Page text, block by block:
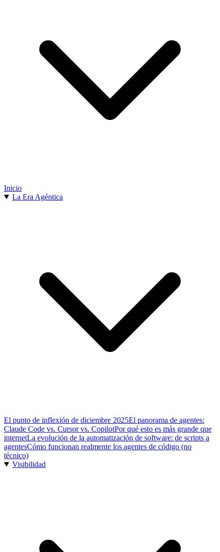
Inicio
La Era Agéntica
El punto de inflexión de diciembre 2025El panorama de agentes:
Claude Code vs. Cursor vs. CopilotPor qué esto es más grande que
internetLa evolución de la automatización de software: de scripts a
agentesCómo funcionan realmente los agentes de código (no
técnico)
Visibilidad